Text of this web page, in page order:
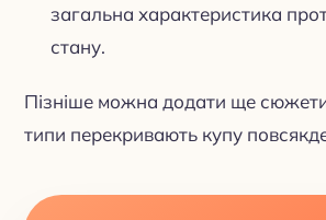
загальна характеристика
стану.
Пізніше можна додати ще
типи перекривають купу